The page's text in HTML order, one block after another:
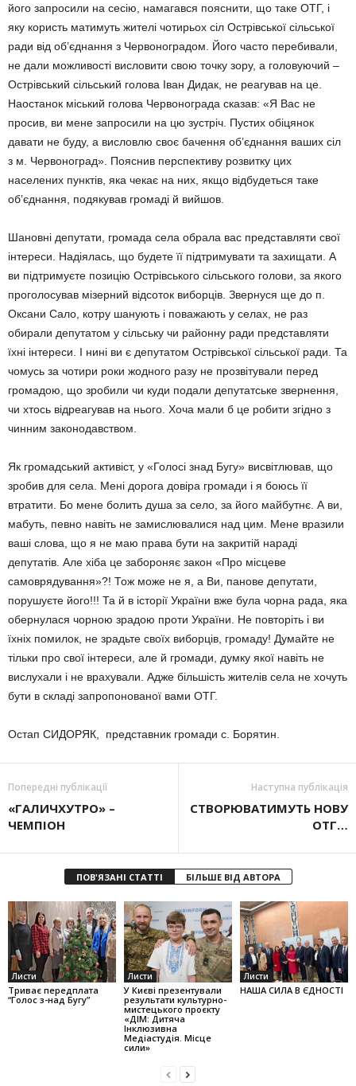
його запросили на сесію, намагався пояснити, що таке ОТГ, і
яку користь матимуть жителі чотирьох сіл Острівської сільської
ради від об’єднання з Червоноградом. Його часто перебивали,
не дали можливості висловити свою точку зору, а головуючий –
Острівський сільський голова Іван Дидак, не реагував на це.
Наостанок міський голова Червонограда сказав: «Я Вас не
просив, ви мене запросили на цю зустріч. Пустих обіцянок
давати не буду, а висловлю своє бачення об’єднання ваших сіл
з м. Червоноград». Пояснив перспективу розвитку цих
населених пунктів, яка чекає на них, якщо відбудеться таке
об’єднання, подякував громаді й вийшов.
Шановні депутати, громада села обрала вас представляти свої
інтереси. Надіялась, що будете її підтримувати та захищати. А
ви підтримуєте позицію Острівського сільського голови, за якого
проголосував мізерний відсоток виборців. Звернуся ще до п.
Оксани Сало, котру шанують і поважають у селах, не раз
обирали депутатом у сільську чи районну ради представляти
їхні інтереси. І нині ви є депутатом Острівської сільської ради. Та
чомусь за чотири роки жодного разу не прозвітували перед
громадою, що зробили чи куди подали депутатське звернення,
чи хтось відреагував на нього. Хоча мали б це робити згідно з
чинним законодавством.
Як громадський активіст, у «Голосі знад Бугу» висвітлював, що
зробив для села. Мені дорога довіра громади і я боюсь її
втратити. Бо мене болить душа за село, за його майбутнє. А ви,
мабуть, певно навіть не замислювалися над цим. Мене вразили
ваші слова, що я не маю права бути на закритій нараді
депутатів. Але хіба це забороняє закон «Про місцеве
самоврядування»?! Тож може не я, а Ви, панове депутати,
порушуєте його!!! Та й в історії України вже була чорна рада, яка
обернулася чорною зрадою проти України. Не повторіть і ви
їхніх помилок, не зрадьте своїх виборців, громаду! Думайте не
тільки про свої інтереси, але й громади, думку якої навіть не
вислухали і не врахували. Адже більшість жителів села не хочуть
бути в складі запропонованої вами ОТГ.
Остап СИДОРЯК, представник громади с. Борятин.
Попередні публікації
«ГАЛИЧХУТРО» –
ЧЕМПІОН
Наступна публікація
СТВОРЮВАТИМУТЬ НОВУ
ОТГ…
ПОВ'ЯЗАНІ СТАТТІ БІЛЬШЕ ВІД АВТОРА
Листи
Триває передплата
“Голос з-над Бугу”
Листи
У Києві презентували
результати культурно-
мистецького проєкту
«ДІМ: Дитяча
Інклюзивна
Медіастудія. Місце
сили»
Листи
НАША СИЛА В ЄДНОСТІ